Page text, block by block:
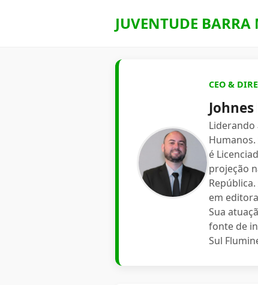
JUVENTUDE
CEO &
Liderando
Humanos.
é
projeção
em
Sua
fonte de
Sul